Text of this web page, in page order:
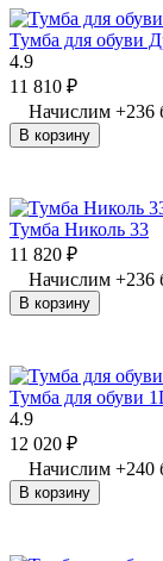
Тумба для обуви
4.9
11 810 ₽
Начислим +236
В корзину
Тумба Николь 33
11 820 ₽
Начислим +236
В корзину
Тумба для обуви
4.9
12 020 ₽
Начислим +240
В корзину